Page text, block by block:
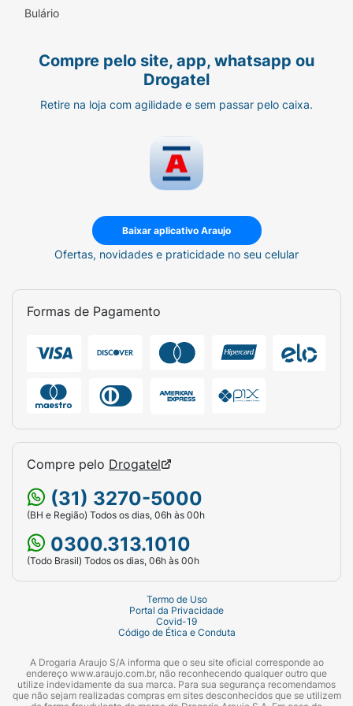
bebê
Bulário
Compre pelo site, app, whatsapp ou
Drogatel
Retire na loja com agilidade e sem passar pelo caixa.
Baixar aplicativo Araujo
Ofertas, novidades e praticidade no seu celular
Formas de Pagamento
Compre pelo Drogatel
(31) 3270-5000
(BH e Região) Todos os dias, 06h às 00h
0300.313.1010
(Todo Brasil) Todos os dias, 06h às 00h
Termo de Uso
Portal da Privacidade
Covid-19
Código de Ética e Conduta
A Drogaria Araujo S/A informa que o seu site oficial corresponde ao
endereço www.araujo.com.br, não reconhecendo qualquer outro que
utilize indevidamente da sua marca. Para sua segurança recomendamos
que não sejam realizadas compras em sites desconhecidos que se utilizem